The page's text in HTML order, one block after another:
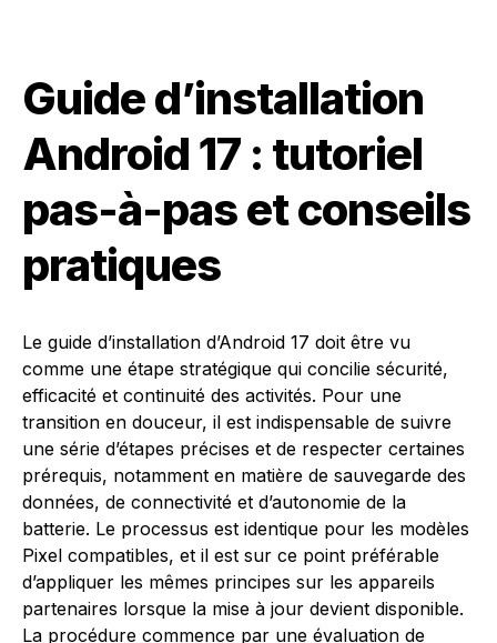
Guide d’installation
Android 17 : tutoriel
pas-à-pas et conseils
pratiques
Le guide d’installation d’Android 17 doit être vu
comme une étape stratégique qui concilie sécurité,
efficacité et continuité des activités. Pour une
transition en douceur, il est indispensable de suivre
une série d’étapes précises et de respecter certaines
prérequis, notamment en matière de sauvegarde des
données, de connectivité et d’autonomie de la
batterie. Le processus est identique pour les modèles
Pixel compatibles, et il est sur ce point préférable
d’appliquer les mêmes principes sur les appareils
partenaires lorsque la mise à jour devient disponible.
La procédure commence par une évaluation de